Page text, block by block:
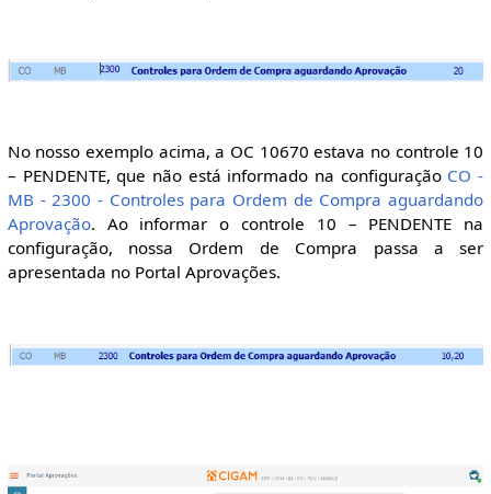
No nosso exemplo acima, a OC 10670 estava no controle 10
– PENDENTE, que não está informado na configuração CO -
MB - 2300 - Controles para Ordem de Compra aguardando
Aprovação. Ao informar o controle 10 – PENDENTE na
configuração, nossa Ordem de Compra passa a ser
apresentada no Portal Aprovações.